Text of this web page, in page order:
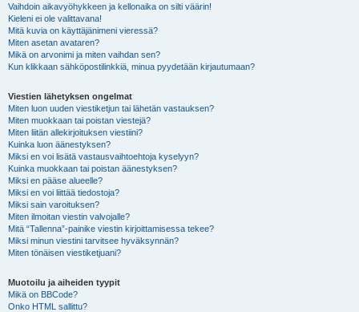
Vaihdoin aikavyöhykkeen ja kellonaika on silti väärin!
Kieleni ei ole valittavana!
Mitä kuvia on käyttäjänimeni vieressä?
Miten asetan avataren?
Mikä on arvonimi ja miten vaihdan sen?
Kun klikkaan sähköpostilinkkiä, minua pyydetään kirjautumaan?
Viestien lähetyksen ongelmat
Miten luon uuden viestiketjun tai lähetän vastauksen?
Miten muokkaan tai poistan viestejä?
Miten liitän allekirjoituksen viestiini?
Kuinka luon äänestyksen?
Miksi en voi lisätä vastausvaihtoehtoja kyselyyn?
Kuinka muokkaan tai poistan äänestyksen?
Miksi en pääse alueelle?
Miksi en voi liittää tiedostoja?
Miksi sain varoituksen?
Miten ilmoitan viestin valvojalle?
Mitä “Tallenna”-painike viestin kirjoittamisessa tekee?
Miksi minun viestini tarvitsee hyväksynnän?
Miten tönäisen viestiketjuani?
Muotoilu ja aiheiden tyypit
Mikä on BBCode?
Onko HTML sallittu?